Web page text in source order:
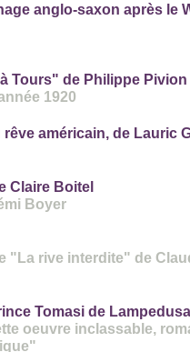
anglo-saxon après le
Tours" de Philippe Pivion
1920
rêve américain, de Lauric
Claire Boitel
Boyer
"La rive interdite" de
Tomasi de
oeuvre inclassable,